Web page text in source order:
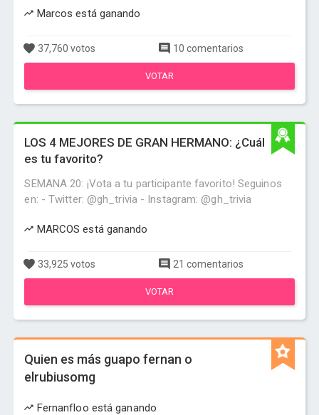
Marcos está ganando
37,760 votos 10 comentarios
VOTAR
LOS 4 MEJORES DE GRAN HERMANO: ¿Cuál
es tu favorito?
SEMANA 20: ¡Vota a tu participante favorito! Seguinos
en: - Twitter: @gh_trivia - Instagram: @gh_trivia
MARCOS está ganando
33,925 votos 21 comentarios
VOTAR
Quien es más guapo fernan o
elrubiusomg
Fernanfloo está ganando